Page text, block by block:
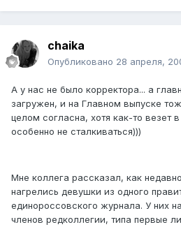
chaika
Опубликовано 28 апреля,
А у нас не было корректора... а
загружен, и на Главном выпуске
целом согласна, хотя как-то везет
особенно не сталкиваться)))
Мне коллега рассказал, как
нагрелись девушки из одного
единороссовского журнала. У них
членов редколлегии, типа первые